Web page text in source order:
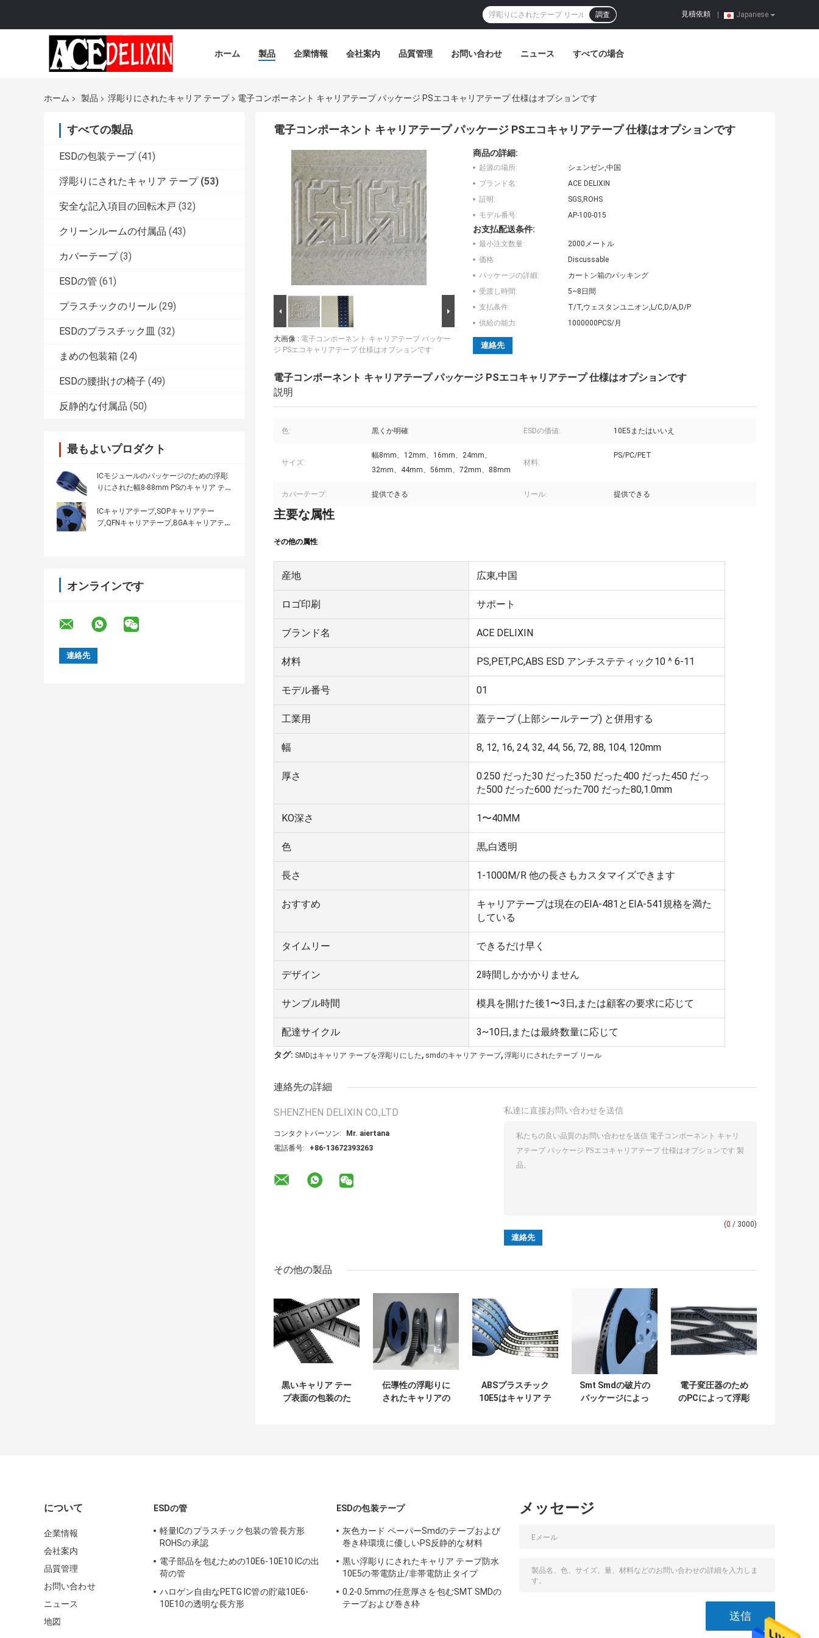
Japanese
見積依頼
調査
ホーム 製品 企業情報 会社案内 品質管理 お問い合わせ ニュース すべての場合
ホーム 製品 浮彫りにされたキャリア テープ 電子コンポーネント キャリアテープ パッケージ PSエコキャリアテープ 仕様はオプションです
すべての製品
ESDの包装テープ (41)
浮彫りにされたキャリア テープ (53)
安全な記入項目の回転木戸 (32)
クリーンルームの付属品 (43)
カバーテープ (3)
ESDの管 (61)
プラスチックのリール (29)
ESDのプラスチック皿 (32)
まめの包装箱 (24)
ESDの腰掛けの椅子 (49)
反静的な付属品 (50)
最もよいプロダクト
ICモジュールのパッケージのための浮彫
りにされた幅8-88mm PSのキャリア テー
ICキャリアテープ,SOPキャリアテー
プ,QFNキャリアテープ,BGAキャリアテー
オンラインです
電子コンポーネント キャリアテープ パッケージ PSエコキャリアテープ 仕様はオプションです
大画像 : 電子コンポーネント キャリアテープ パッケー
ジ PSエコキャリアテープ 仕様はオプションです
商品の詳細:
起源の場所:
シェンゼン,中国
ブランド名:
ACE DELIXIN
証明:
SGS,ROHS
モデル番号:
AP-100-015
お支払配送条件:
最小注文数量:
2000メートル
価格:
Discussable
パッケージの詳細:
カートン箱のパッキング
受渡し時間:
5~8日間
支払条件:
T/T,ウェスタンユニオン,L/C,D/A,D/P
供給の能力:
1000000PCS/月
連絡先
電子コンポーネント キャリアテープ パッケージ PSエコキャリアテープ 仕様はオプションです
説明
色: 黒くか明確 ESDの価値: 10E5またはいいえ
サイズ:
幅8mm、12mm、16mm、24mm、
32mm、44mm、56mm、72mm、88mm
材料:
PS/PC/PET
カバーテープ: 提供できる リール: 提供できる
主要な属性
その他の属性
産地 広東,中国
ロゴ印刷 サポート
ブランド名 ACE DELIXIN
材料 PS,PET,PC,ABS ESD アンチステティック10 ^ 6-11
モデル番号 01
工業用 蓋テープ (上部シールテープ) と併用する
幅 8, 12, 16, 24, 32, 44, 56, 72, 88, 104, 120mm
厚さ
0.250 だった30 だった350 だった400 だった450 だっ
た500 だった600 だった700 だった80,1.0mm
KO深さ 1〜40MM
色 黒,白透明
長さ 1-1000M/R 他の長さもカスタマイズできます
おすすめ
キャリアテープは現在のEIA-481とEIA-541規格を満た
している
タイムリー できるだけ早く
デザイン 2時間しかかかりません
サンプル時間 模具を開けた後1〜3日,または顧客の要求に応じて
配達サイクル 3~10日,または最終数量に応じて
タグ: SMDはキャリア テープを浮彫りにした, smdのキャリア テープ, 浮彫りにされたテープ リール
連絡先の詳細
SHENZHEN DELIXIN CO.,LTD
コンタクトパーソン:
Mr. aiertana
電話番号:
+86-13672393263
私達に直接お問い合わせを送信
(0 / 3000)
その他の製品
黒いキャリア テー
プ表面の包装のた
伝導性の浮彫りに
されたキャリアの
ABSプラスチック
10E5はキャリア テ
Smt Smdの破片の
パッケージによっ
電子変圧器のため
のPCによって浮彫
について
企業情報
会社案内
品質管理
お問い合わせ
ニュース
地図
ESDの管
軽量ICのプラスチック包装の管長方形
ROHSの承認
電子部品を包むための10E6-10E10 ICの出
荷の管
ハロゲン自由なPETG IC管の貯蔵10E6-
10E10の透明な長方形
ESDの包装テープ
灰色カード ペーパーSmdのテープおよび
巻き枠環境に優しいPS反静的な材料
黒い浮彫りにされたキャリア テープ防水
10E5の帯電防止/非帯電防止タイプ
0.2-0.5mmの任意厚さを包むSMT SMDの
テープおよび巻き枠
メッセージ